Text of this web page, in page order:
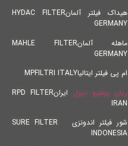
هیداک فیلتر آلمانHYDAC FILTER
GERMANY
ماهله آلمانMAHLE FILTER
GERMANY
ام پی فیلتر ایتالیاMPFILTRI ITALY
ریان پیشرو دیزل
ایرانRPD FILTER
IRAN
شور فیلتر اندونزی SURE FILTER
INDONESIA